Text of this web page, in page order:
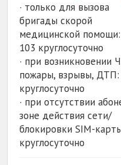
· только для вызова
бригады скорой
медицинской
103 круглосуточно
· при возникновении
пожары, взрывы, ДТП:
круглосуточно
· при отсутствии
зоне действия сети/
блокировки SIM-
круглосуточно